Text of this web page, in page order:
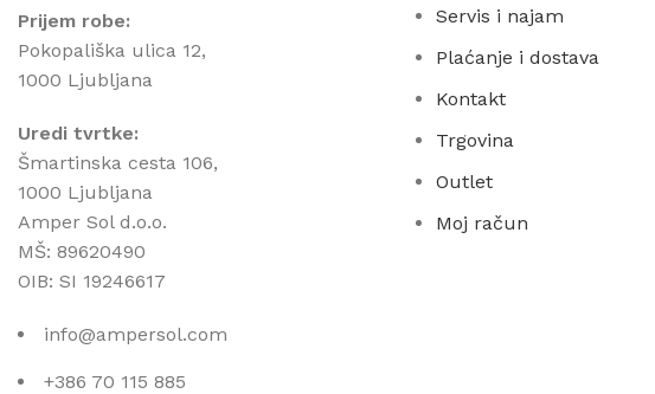
Prijem robe:
Pokopališka ulica 12,
1000 Ljubljana
Uredi tvrtke:
Šmartinska cesta 106,
1000 Ljubljana
Amper Sol d.o.o.
MŠ: 89620490
OIB: SI 19246617
info@ampersol.com
+386 70 115 885
Servis i najam
Plaćanje i dostava
Kontakt
Trgovina
Outlet
Moj račun